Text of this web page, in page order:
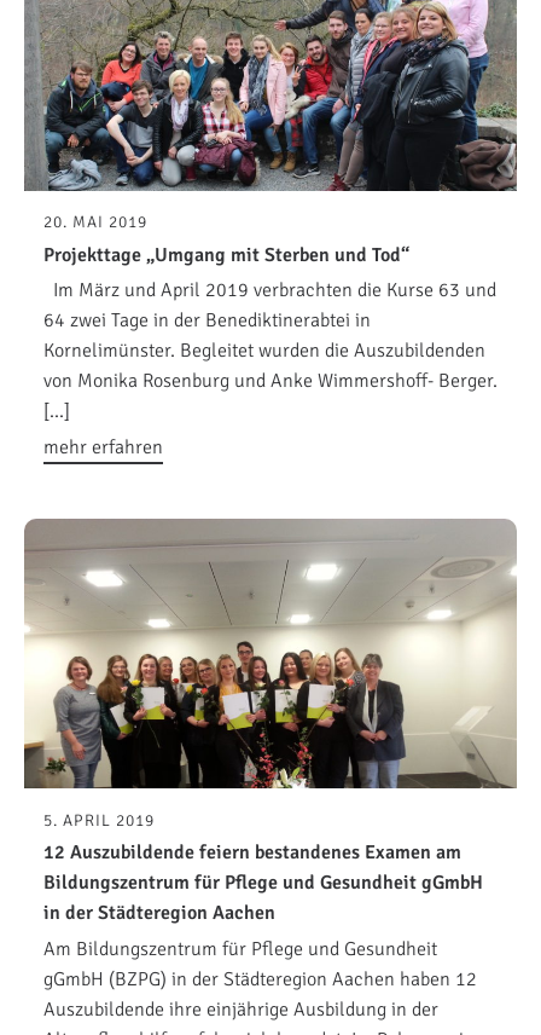
20. MAI 2019
Projekttage „Umgang mit Sterben und Tod“
Im März und April 2019 verbrachten die Kurse 63 und
64 zwei Tage in der Benediktinerabtei in
Kornelimünster. Begleitet wurden die Auszubildenden
von Monika Rosenburg und Anke Wimmershoff- Berger.
[…]
mehr erfahren
5. APRIL 2019
12 Auszubildende feiern bestandenes Examen am
Bildungszentrum für Pflege und Gesundheit gGmbH
in der Städteregion Aachen
Am Bildungszentrum für Pflege und Gesundheit
gGmbH (BZPG) in der Städteregion Aachen haben 12
Auszubildende ihre einjährige Ausbildung in der